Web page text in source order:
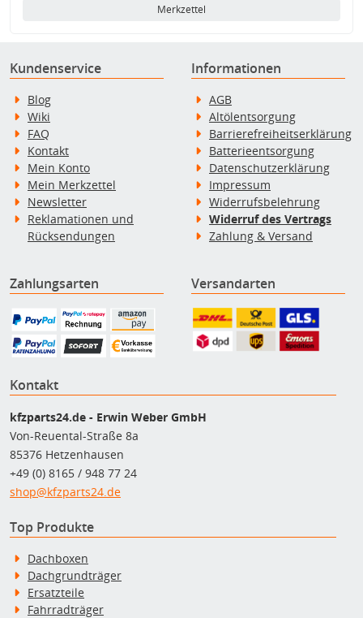
Merkzettel
Kundenservice
Blog
Wiki
FAQ
Kontakt
Mein Konto
Mein Merkzettel
Newsletter
Reklamationen und
Rücksendungen
Informationen
AGB
Altölentsorgung
Barrierefreiheitserklärung
Batterieentsorgung
Datenschutzerklärung
Impressum
Widerrufsbelehrung
Widerruf des Vertrags
Zahlung & Versand
Zahlungsarten Versandarten
Kontakt
kfzparts24.de - Erwin Weber GmbH
Von-Reuental-Straße 8a
85376 Hetzenhausen
+49 (0) 8165 / 948 77 24
shop@kfzparts24.de
Top Produkte
Dachboxen
Dachgrundträger
Ersatzteile
Fahrradträger